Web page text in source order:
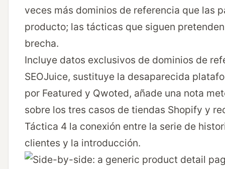
veces más dominios de referencia que las
producto; las tácticas que siguen
brecha.
Incluye datos exclusivos de dominios de
SEOJuice, sustituye la desaparecida
por Featured y Qwoted, añade una nota
sobre los tres casos de tiendas Shopify y
Táctica 4 la conexión entre la serie de
clientes y la introducción.